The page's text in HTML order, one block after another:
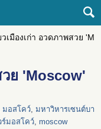
วเมืองเก่า อวดภาพสวย 'M
วย 'Moscow'
มอสโคว์, มหาวิหารเซนต์บา
ร์มอสโคว์, moscow